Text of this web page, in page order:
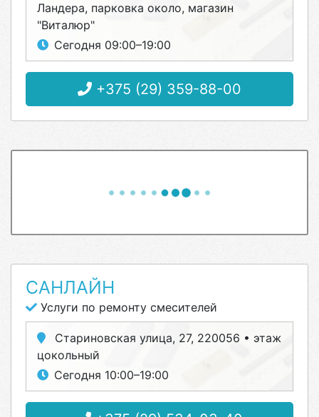
Ландера, парковка около, магазин
"Виталюр"
Сегодня 09:00–19:00
+375 (29) 359-88-00
САНЛАЙН
Услуги по ремонту смесителей
Стариновская улица, 27, 220056 • этаж
цокольный
Сегодня 10:00–19:00